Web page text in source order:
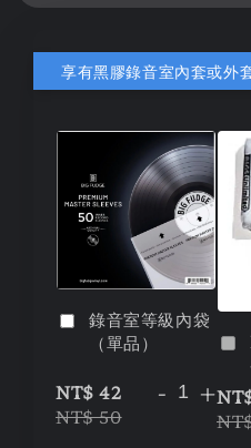
錄音室等級內袋
（單品）
NT$ 42
NT$ 50
- +